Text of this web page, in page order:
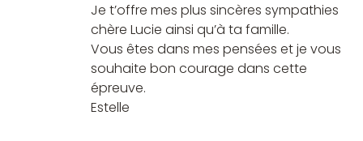
Je t’offre mes plus sincères sympathies
chère Lucie ainsi qu’à ta famille.
Vous êtes dans mes pensées et je vous
souhaite bon courage dans cette
épreuve.
Estelle